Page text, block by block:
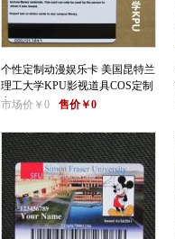
个性定制动漫娱乐卡 美国昆特兰
理工大学KPU影视道具COS定制
卡
市场价￥0 售价￥0